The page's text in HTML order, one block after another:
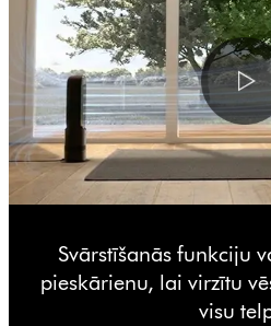
Svārstīšanās funkciju
pieskārienu, lai virzītu
visu